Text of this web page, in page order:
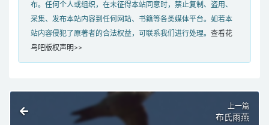
布。任何个人或组织，在未征得本站同意时，禁止复制、盗用、
采集、发布本站内容到任何网站、书籍等各类媒体平台。如若本
站内容侵犯了原著者的合法权益，可联系我们进行处理。 查看花
鸟吧版权声明>>
上一篇
布氏雨燕